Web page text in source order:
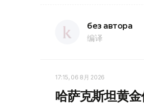
без автора
编译
17:15, 06 8月 2026
哈萨克斯坦黄